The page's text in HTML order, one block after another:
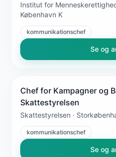
Institut for
København K
kommunikationschef
Se og
Chef for Kampagner og
Skattestyrelsen
Skattestyrelsen ·
kommunikationschef
Se og